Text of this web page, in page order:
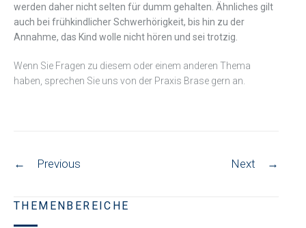
werden daher nicht selten für dumm gehalten. Ähnliches gilt
auch bei frühkindlicher Schwerhörigkeit, bis hin zu der
Annahme, das Kind wolle nicht hören und sei trotzig.
Wenn Sie Fragen zu diesem oder einem anderen Thema
haben, sprechen Sie uns von der Praxis Brase gern an.
navigation
← Previous Next →
THEMENBEREICHE